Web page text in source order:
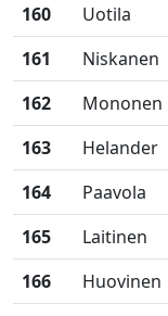
160
Uotila
161
Niskanen
162
Mononen
163
Helander
164
Paavola
165
Laitinen
166
Huovinen